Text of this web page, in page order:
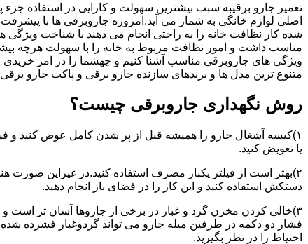
تعمیر جارو برقیبه سبب بیشترین سهولت و کارایی در استفاده
اصلی لوازم خانگی به شمار می آید.امروزه جاروبرقی ها با
شده کار نظافت خانه را به راحتی انجام می دهند با شناخت
مناسب داشت و امور نظافت مربوط به خانه را با سهولت هرچه بیشتر
ویژگی های جاروبرقی مناسب آشنا کنیم و چهشما را در امر خریدی
متنوع ترین مدل ها و برندهای سازنده جارو برقی و پاکت جارو برقی
روش نگهداری جاروبرقی چیست؟
۱)کیسه آشغال جارو را همیشه قبل از پر شدن کامل عوض کنید و
یا تعویض کنید.
۲)بهتر است از فیلتر یکبار مصرف استفاده کنید.در غیراین
دستکش استفاده کنید و این کار را در فضای باز انجام دهید.
۳)خالی کردن مخزن گرد و غبار در برخی از جاروها آسان تر است
فشار دو دکمه در طرفین میله جارو می تواند گردوغبار فشرده شده
احتیاط را در نظر بگیرید.